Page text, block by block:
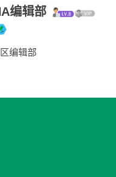
编辑部
编辑部